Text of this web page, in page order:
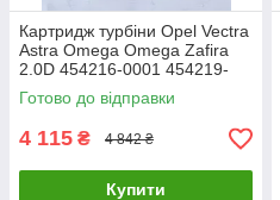
Картридж турбіни Opel Vectra
Astra Omega Omega Zafira
2.0D 454216-0001 454219-
0002 454219-0005
Готово до відправки
4 115 ₴ 4 842 ₴
Купити